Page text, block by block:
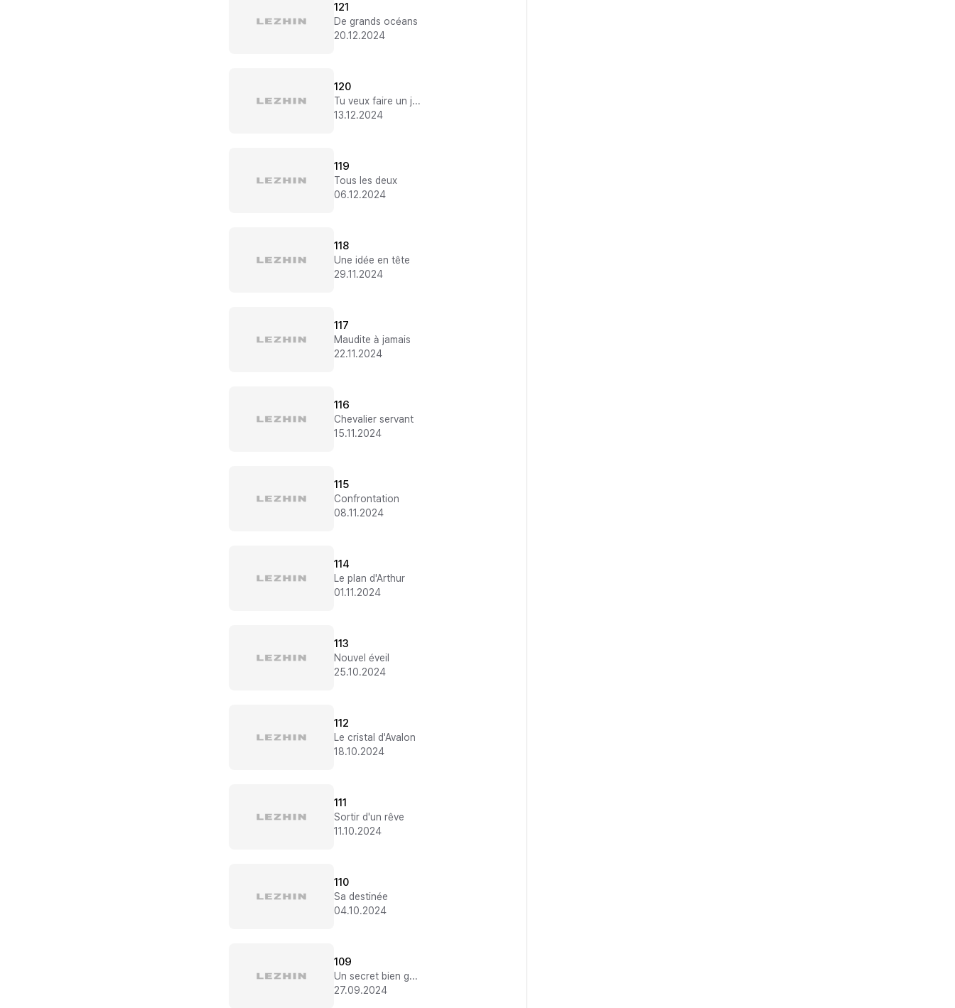
121
De grands océans
20.12.2024
120
Tu veux faire un jeu ?
13.12.2024
119
Tous les deux
06.12.2024
118
Une idée en tête
29.11.2024
117
Maudite à jamais
22.11.2024
116
Chevalier servant
15.11.2024
115
Confrontation
08.11.2024
114
Le plan d'Arthur
01.11.2024
113
Nouvel éveil
25.10.2024
112
Le cristal d'Avalon
18.10.2024
111
Sortir d'un rêve
11.10.2024
110
Sa destinée
04.10.2024
109
Un secret bien gardé
27.09.2024